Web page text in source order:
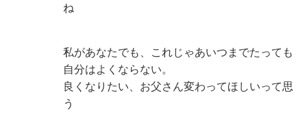
ね
私があなたでも、これじゃあいつまでたっても
自分はよくならない。
良くなりたい、お父さん変わってほしいって思
う